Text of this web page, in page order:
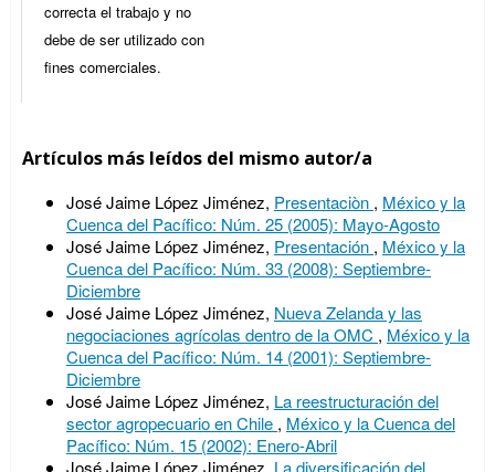
correcta el trabajo y no
debe de ser utilizado con
fines comerciales.
Artículos más leídos del mismo autor/a
José Jaime López Jiménez, Presentaciòn , México y la
Cuenca del Pacífico: Núm. 25 (2005): Mayo-Agosto
José Jaime López Jiménez, Presentación , México y la
Cuenca del Pacífico: Núm. 33 (2008): Septiembre-
Diciembre
José Jaime López Jiménez, Nueva Zelanda y las
negociaciones agrícolas dentro de la OMC , México y la
Cuenca del Pacífico: Núm. 14 (2001): Septiembre-
Diciembre
José Jaime López Jiménez, La reestructuración del
sector agropecuario en Chile , México y la Cuenca del
Pacífico: Núm. 15 (2002): Enero-Abril
José Jaime López Jiménez, La diversificación del